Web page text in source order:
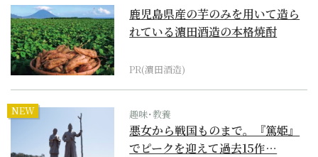
鹿児島県産の芋のみを用いて造ら
れている濵田酒造の本格焼酎
PR(濵田酒造)
NEW 趣味･教養
悪女から戦国ものまで。『篤姫』
でピークを迎えて過去15作…